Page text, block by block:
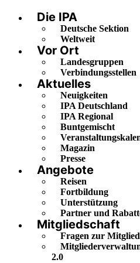
Die IPA
Deutsche Sektion
Weltweit
Vor Ort
Landesgruppen
Verbindungsstellen
Aktuelles
Neuigkeiten
IPA Deutschland
IPA Regional
Buntgemischt
Magazin
Presse
Angebote
Reisen
Fortbildung
Unterstützung
Partner und
Mitgliedschaft
Fragen zur
2.0